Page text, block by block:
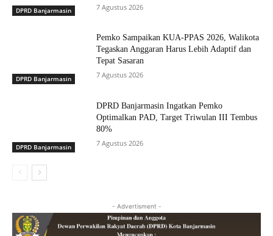
DPRD Banjarmasin
7 Agustus 2026
DPRD Banjarmasin
Pemko Sampaikan KUA-PPAS 2026, Walikota
Tegaskan Anggaran Harus Lebih Adaptif dan
Tepat Sasaran
7 Agustus 2026
DPRD Banjarmasin
DPRD Banjarmasin Ingatkan Pemko
Optimalkan PAD, Target Triwulan III Tembus
80%
7 Agustus 2026
- Advertisment -